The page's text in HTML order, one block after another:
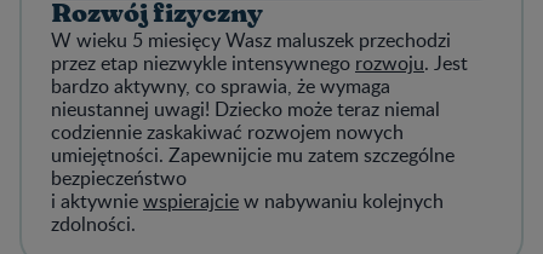
Rozwój fizyczny
W wieku 5 miesięcy Wasz maluszek przechodzi
przez etap niezwykle intensywnego rozwoju. Jest
bardzo aktywny, co sprawia, że wymaga
nieustannej uwagi! Dziecko może teraz niemal
codziennie zaskakiwać rozwojem nowych
umiejętności. Zapewnijcie mu zatem szczególne
bezpieczeństwo
i aktywniewspierajciew nabywaniu kolejnych
zdolności.